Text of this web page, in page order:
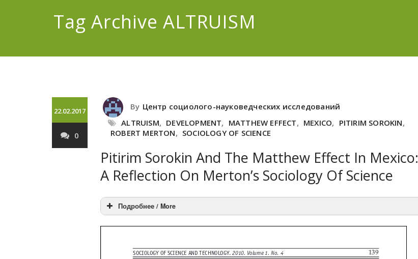
Tag Archive ALTRUISM
22.02.2017
0
By Центр социолого-науковедческих исследований
ALTRUISM, DEVELOPMENT, MATTHEW EFFECT, MEXICO, PITIRIM SOROKIN,
ROBERT MERTON, SOCIOLOGY OF SCIENCE
Pitirim Sorokin And The Matthew Effect In Mexico:
A Reflection On Merton’s Sociology Of Science
Подробнее / More